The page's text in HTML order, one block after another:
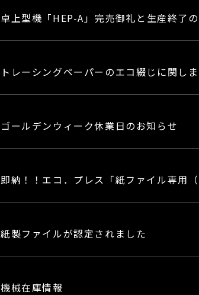
卓上型機「HEP-A」完売御礼と生産終了
トレーシングペーパーのエコ綴じに関し
ゴールデンウィーク休業日のお知らせ
即納！！エコ．プレス「紙ファイル専用（
紙製ファイルが認定されました
機械在庫情報